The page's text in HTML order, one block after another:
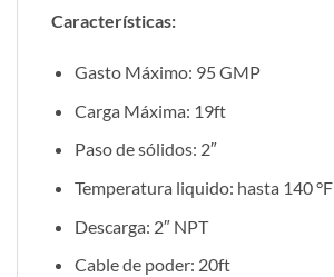
Características:
Gasto Máximo: 95 GMP
Carga Máxima: 19ft
Paso de sólidos: 2″
Temperatura liquido: hasta 140 °F
Descarga: 2″ NPT
Cable de poder: 20ft